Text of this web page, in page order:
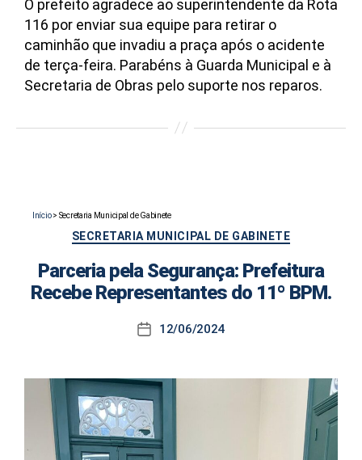
O prefeito agradece ao superintendente da Rota
116 por enviar sua equipe para retirar o
caminhão que invadiu a praça após o acidente
de terça-feira. Parabéns à Guarda Municipal e à
Secretaria de Obras pelo suporte nos reparos.
Início> Secretaria Municipal de Gabinete
Categorias
SECRETARIA MUNICIPAL DE GABINETE
Parceria pela Segurança: Prefeitura
Recebe Representantes do 11º BPM.
Data12/06/2024